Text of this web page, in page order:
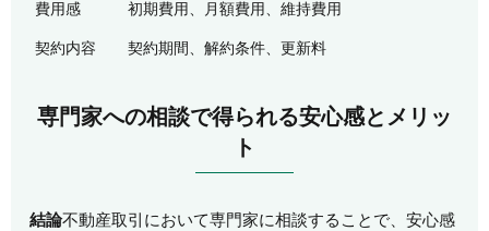
費用感 初期費用、月額費用、維持費用
契約内容 契約期間、解約条件、更新料
専門家への相談で得られる安心感とメリッ
ト
結論不動産取引において専門家に相談することで、安心感